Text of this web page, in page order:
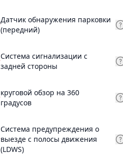
Датчик обнаружения парковки
(передний)
Система сигнализации с
задней стороны
круговой обзор на 360
градусов
Система предупреждения о
выезде с полосы движения
(LDWS)